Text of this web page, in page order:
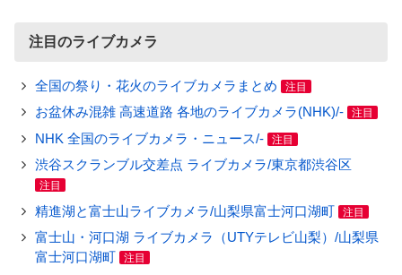
注目のライブカメラ
全国の祭り・花火のライブカメラまとめ 注目
お盆休み混雑 高速道路 各地のライブカメラ(NHK)/- 注目
NHK 全国のライブカメラ・ニュース/- 注目
渋谷スクランブル交差点 ライブカメラ/東京都渋谷区
注目
精進湖と富士山ライブカメラ/山梨県富士河口湖町 注目
富士山・河口湖 ライブカメラ（UTYテレビ山梨）/山梨県
富士河口湖町
注目